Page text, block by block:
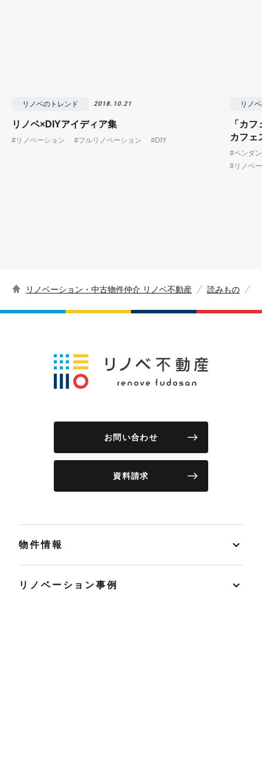
リノベのトレンド 2018.10.21
リノベ×DIYアイディア集
#リノベーション #フルリノベーション #DIY
リノ
「カ
カフェ
#ペンダ
#リノベ
リノベーション・中古物件仲介 リノベ不動産 読みもの
お問い合わせ
資料請求
物件情報
リノベーション事例